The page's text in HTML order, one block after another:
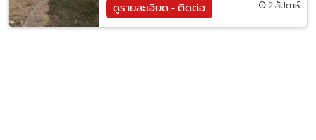
ดูรายละเอียด - ติดต่อ 2 สัปดาห์